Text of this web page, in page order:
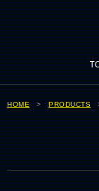
HOME >PRODUCTS